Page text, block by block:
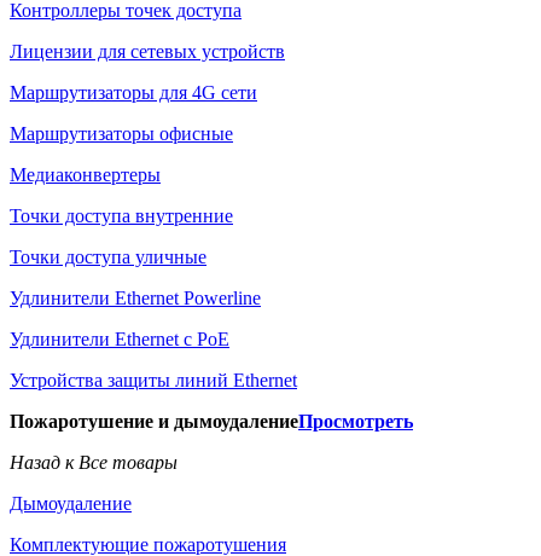
Контроллеры точек доступа
Лицензии для сетевых устройств
Маршрутизаторы для 4G сети
Маршрутизаторы офисные
Медиаконвертеры
Точки доступа внутренние
Точки доступа уличные
Удлинители Ethernet Powerline
Удлинители Ethernet с PoE
Устройства защиты линий Ethernet
Пожаротушение и дымоудалениеПросмотреть
Назад к Все товары
Дымоудаление
Комплектующие пожаротушения